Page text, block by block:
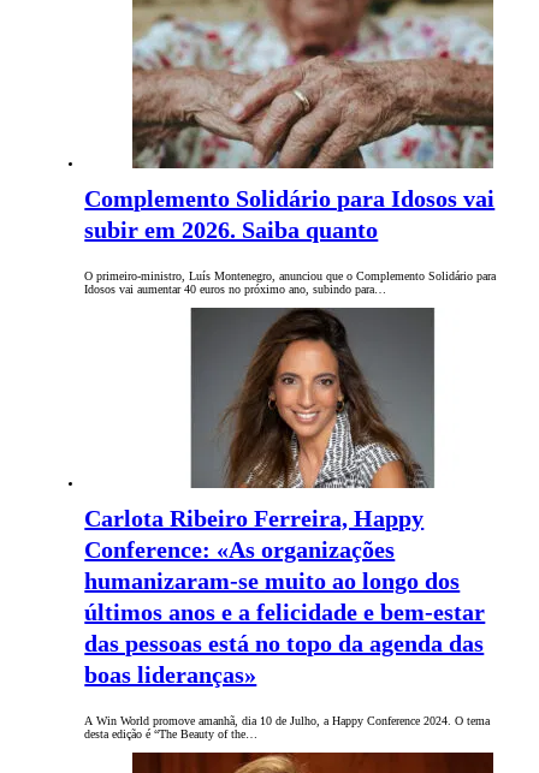
Complemento Solidário para Idosos vai
subir em 2026. Saiba quanto
O primeiro-ministro, Luís Montenegro, anunciou que o Complemento Solidário para
Idosos vai aumentar 40 euros no próximo ano, subindo para…
Carlota Ribeiro Ferreira, Happy
Conference: «As organizações
humanizaram-se muito ao longo dos
últimos anos e a felicidade e bem-estar
das pessoas está no topo da agenda das
boas lideranças»
A Win World promove amanhã, dia 10 de Julho, a Happy Conference 2024. O tema
desta edição é “The Beauty of the…